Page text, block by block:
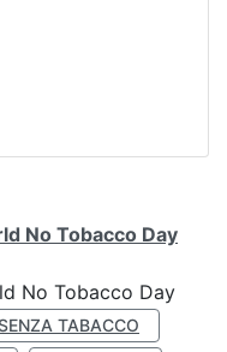
No Tobacco Day
No Tobacco Day
TABACCO